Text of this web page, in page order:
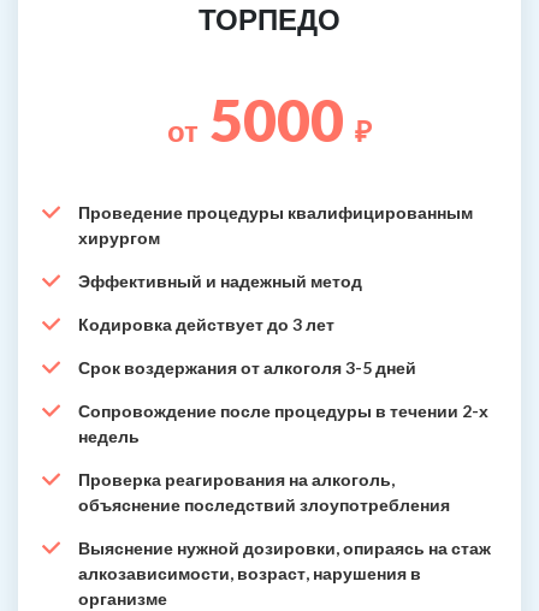
ТОРПЕДО
от 5000 ₽
Проведение процедуры квалифицированным
хирургом
Эффективный и надежный метод
Кодировка действует до 3 лет
Срок воздержания от алкоголя 3-5 дней
Сопровождение после процедуры в течении 2-х
недель
Проверка реагирования на алкоголь,
объяснение последствий злоупотребления
Выяснение нужной дозировки, опираясь на стаж
алкозависимости, возраст, нарушения в
организме